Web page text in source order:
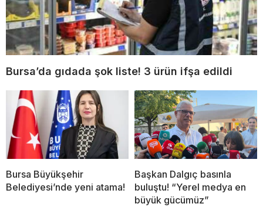
Bursa’da gıdada şok liste! 3 ürün ifşa edildi
Bursa Büyükşehir
Belediyesi’nde yeni atama!
Başkan Dalgıç basınla
buluştu! “Yerel medya en
büyük gücümüz”